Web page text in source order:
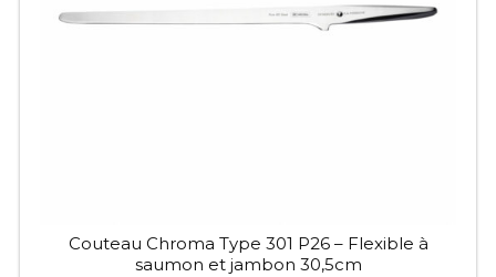
Couteau Chroma Type 301 P26 – Flexible à
saumon et jambon 30,5cm